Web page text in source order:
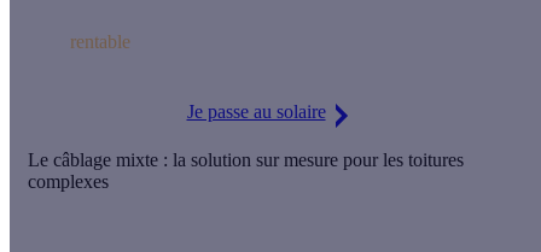
rentable
Je passe au solaire
Le câblage mixte : la solution sur mesure pour les toitures
complexes